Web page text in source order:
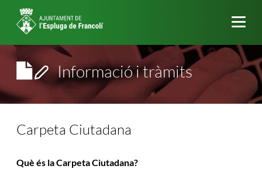
Informació i tràmits
Carpeta Ciutadana
Què és la Carpeta Ciutadana?